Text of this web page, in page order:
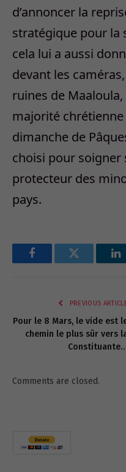
d’annoncer la
stratégique pour la
cela lui a aussi
devant les
ruines de
majorité
dimanche de
choisi pour soigner
protecteur des
pays.
FacebookTwitter
PREVIOUS
Pour le 8 Mars, le vide est
chemin le plus sûr vers
Comments are closed.